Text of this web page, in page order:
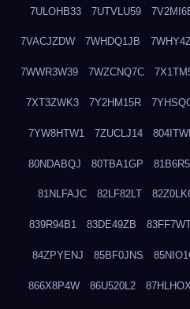
7ULOHB33 7UTVLU59
7VACJZDW 7WHDQ1JB
7WWR3W39 7WZCNQ7C
7XT3ZWK3 7Y2HM15R
7YW8HTW1 7ZUCLJ14
80NDABQJ 80TBA1GP
81NLFAJC 82LF82LT
839R94B1 83DE49ZB
84ZPYENJ 85BF0JNS
866X8P4W 86U520L2